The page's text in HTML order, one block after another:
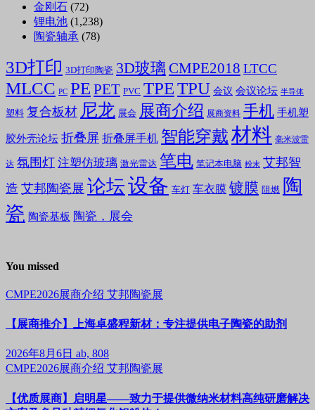
金刚石 (72)
锂电池 (1,238)
陶瓷轴承 (78)
3D打印 3D打印陶瓷 3D玻璃 CMPE2018 LTCC
MLCC PC PE PET PVC TPETPU 会议 会议论坛 半导体
塑料 复合板材 尼龙 展会 展商介绍 展商资料 手机 手机塑
胶外壳论坛 折叠屏 折叠屏手机 智能穿戴材料 毫米波雷
达 氛围灯 注塑仿玻璃 激光雷达 笔电 笔记本电脑 粉末 艾邦智
造 艾邦陶瓷展 论坛设备 车灯 车衣膜 镀膜 阻燃 陶
瓷 陶瓷基板 陶瓷，展会
You missed
CMPE2026展商介绍 艾邦陶瓷展
【展商推介】上海卓盛程新材：专注提供电子陶瓷的助剂
2026年8月6日 ab, 808
CMPE2026展商介绍 艾邦陶瓷展
【优质展商】启明星——致力于提供微纳米材料高纯研磨解决